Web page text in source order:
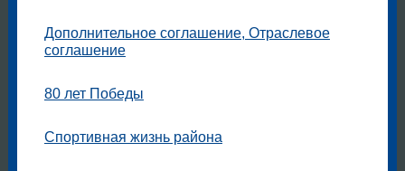
Дополнительное соглашение, Отраслевое
соглашение
80 лет Победы
Спортивная жизнь района